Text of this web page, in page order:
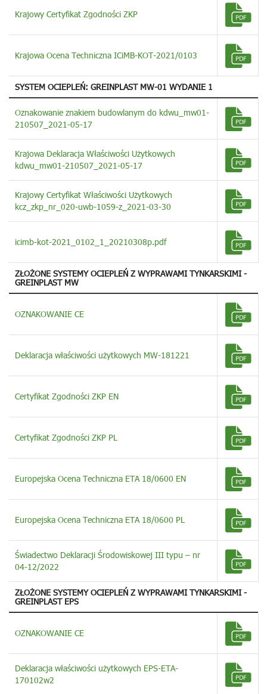
Krajowy Certyfikat Zgodności ZKP
Krajowa Ocena Techniczna ICiMB-KOT-2021/0103
SYSTEM OCIEPLEŃ: GREINPLAST MW-01 WYDANIE 1
Oznakowanie znakiem budowlanym do kdwu_mw01-
210507_2021-05-17
Krajowa Deklaracja Właściwości Użytkowych
kdwu_mw01-210507_2021-05-17
Krajowy Certyfikat Właściwości Użytkowych
kcz_zkp_nr_020-uwb-1059-z_2021-03-30
icimb-kot-2021_0102_1_20210308p.pdf
ZŁOŻONE SYSTEMY OCIEPLEŃ Z WYPRAWAMI TYNKARSKIMI -
GREINPLAST MW
OZNAKOWANIE CE
Deklaracja właściwości użytkowych MW-181221
Certyfikat Zgodności ZKP EN
Certyfikat Zgodności ZKP PL
Europejska Ocena Techniczna ETA 18/0600 EN
Europejska Ocena Techniczna ETA 18/0600 PL
Świadectwo Deklaracji Środowiskowej III typu – nr
04-12/2022
ZŁOŻONE SYSTEMY OCIEPLEŃ Z WYPRAWAMI TYNKARSKIMI -
GREINPLAST EPS
OZNAKOWANIE CE
Deklaracja właściwości użytkowych EPS-ETA-
170102w2